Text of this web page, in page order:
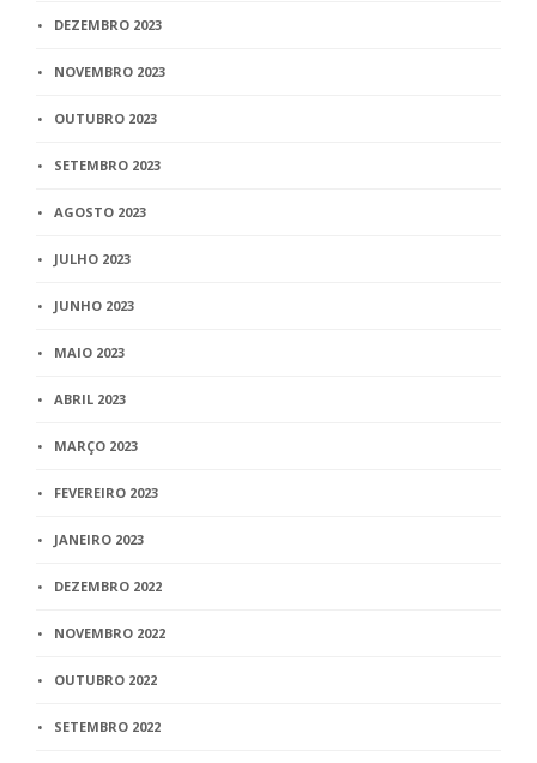
DEZEMBRO 2023
NOVEMBRO 2023
OUTUBRO 2023
SETEMBRO 2023
AGOSTO 2023
JULHO 2023
JUNHO 2023
MAIO 2023
ABRIL 2023
MARÇO 2023
FEVEREIRO 2023
JANEIRO 2023
DEZEMBRO 2022
NOVEMBRO 2022
OUTUBRO 2022
SETEMBRO 2022